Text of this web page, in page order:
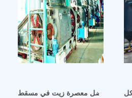
للأكل أفضل معصرة زيت في مسقط